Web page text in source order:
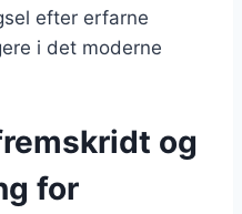
efter erfarne
i det moderne
og
for